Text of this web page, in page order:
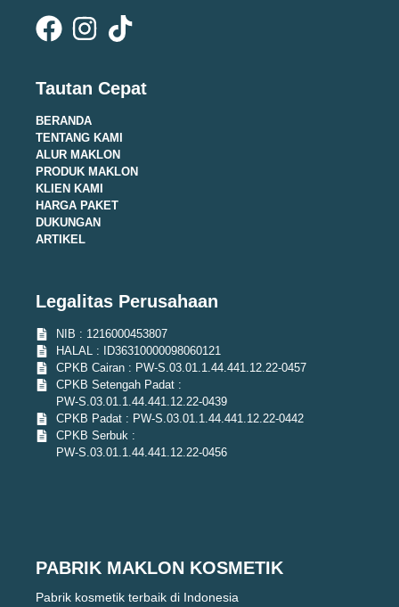
Tautan Cepat
BERANDA
TENTANG KAMI
ALUR MAKLON
PRODUK MAKLON
KLIEN KAMI
HARGA PAKET
DUKUNGAN
ARTIKEL
Legalitas Perusahaan
NIB : 1216000453807
HALAL : ID36310000098060121
CPKB Cairan : PW-S.03.01.1.44.441.12.22-0457
CPKB Setengah Padat :
PW-S.03.01.1.44.441.12.22-0439
CPKB Padat : PW-S.03.01.1.44.441.12.22-0442
CPKB Serbuk :
PW-S.03.01.1.44.441.12.22-0456
PABRIK MAKLON KOSMETIK
Pabrik kosmetik terbaik di Indonesia